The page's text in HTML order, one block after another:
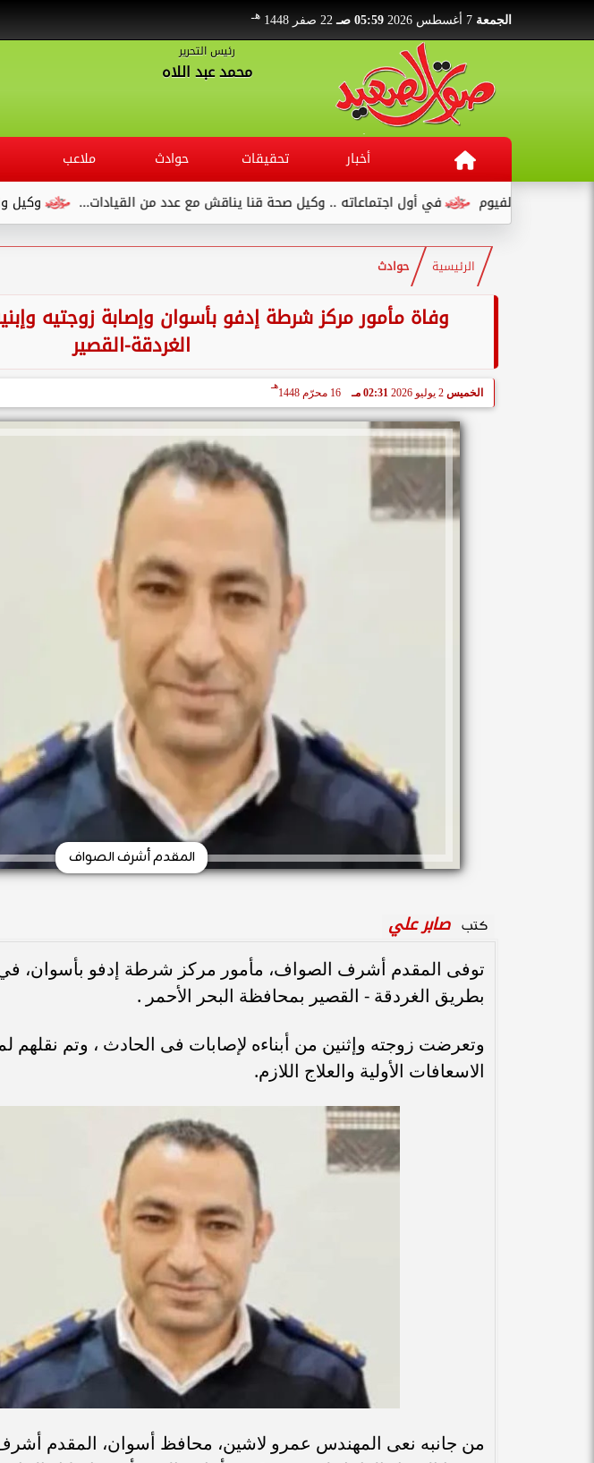
الجمعة 05:59 صـ 22 صفر 1448 هـ
رئيس التحرير
محمد عبد اللاه
أخبار تحقيقات حوادث ملاعب
وكيل وزارة في أول اجتماعاته .. وكيل صحة قنا يناقش مع عدد من القيادات...
الرئيسية حوادث
وفاة مأمور مركز شرطة إدفو بأسوان وإصابة زوجتيه
الغردقة-القصير
الخميس 2 يوليو 2026 02:31 مـ 16 محرّم 1448
هـ
المقدم أشرف الصواف
كتب صابر علي
توفى المقدم أشرف الصواف، مأمور مركز شرطة إدفو بأسوان،
بطريق الغردقة - القصير بمحافظة البحر الأحمر .
وتعرضت زوجته وإثنين من أبناءه لإصابات فى الحادث ، وتم
الاسعافات الأولية والعلاج اللازم.
من جانبه نعى المهندس عمرو لاشين، محافظ أسوان، المقدم